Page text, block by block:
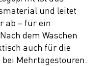
und leitet
ab – für ein
dem Waschen
auch für die
bei Mehrtagestouren.